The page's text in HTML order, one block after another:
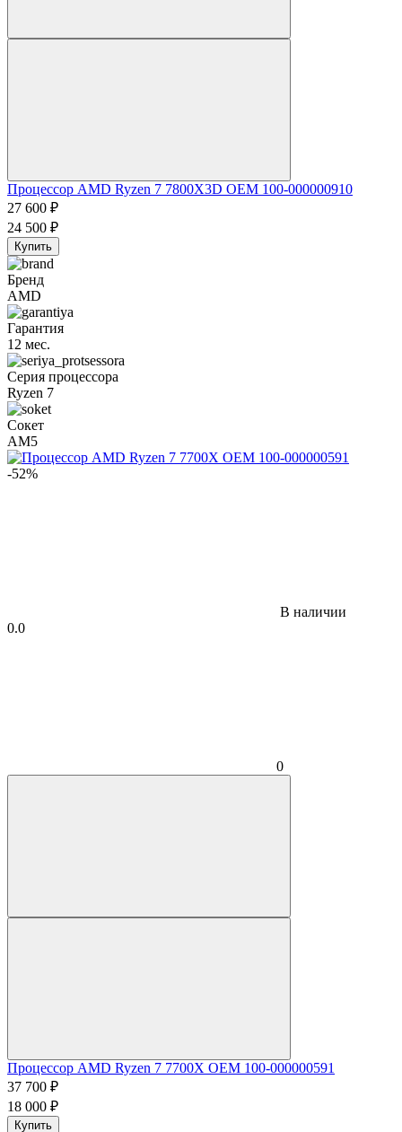
Процессор AMD Ryzen 7 7800X3D OEM 100-000000910
27 600 ₽
24 500 ₽
Купить
Бренд
AMD
Гарантия
12 мес.
Серия процессора
Ryzen 7
Сокет
AM5
-52%
В наличии
0.0
0
Процессор AMD Ryzen 7 7700X OEM 100-000000591
37 700 ₽
18 000 ₽
Купить